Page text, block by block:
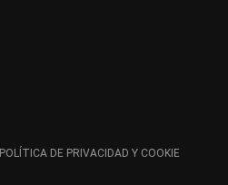
POLÍTICA DE PRIVACIDAD Y COOKIE